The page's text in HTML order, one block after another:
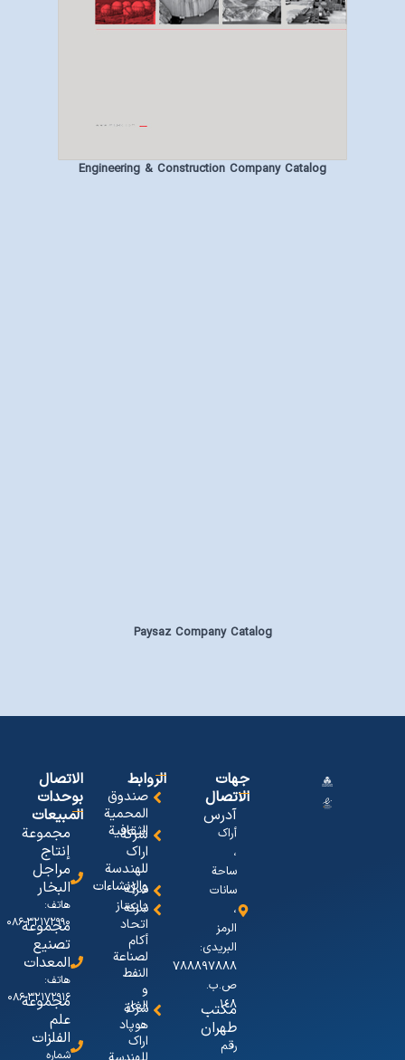
Engineering & Construction Company Catalog
Paysaz Company Catalog
جهات
الاتصال
آدرس
أراک
،
ساحة
سانات
،
الرمز
البریدی:
٧٨٨٨٩٧٨٨٨
ص.ب.
١٤٨
مکتب
طهران
رقم
الروابط
صندوق
المحمیة
الثقافیة
شرکة
اراک
للهندسة
والإنشاءات
شرکة
پایساز
شركة
اتحاد
أكام
لصناعة
النفط
و
الغاز
شرکة
هوپاد
اراک
الاتصال
بوحدات
المبیعات
مجموعة
إنتاج
مراجل
البخار
هاتف:
۳۲۱۷۲۹۹۰-۰۸۶
مجموعة
تصنيع
المعدات
هاتف:
۳۲۱۷۲۹۱۶-۰۸۶
مجموعة
علم
الفلزات
شماره